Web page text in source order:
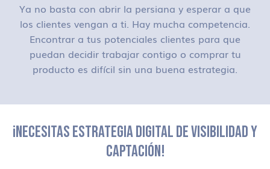
Ya no basta con abrir la persiana y esperar a que
los clientes vengan a ti. Hay mucha competencia.
Encontrar a tus potenciales clientes para que
puedan decidir trabajar contigo o comprar tu
producto es difícil sin una buena estrategia.
¡NECESITAS ESTRATEGIA DIGITAL DE VISIBILIDAD Y
CAPTACIÓN!